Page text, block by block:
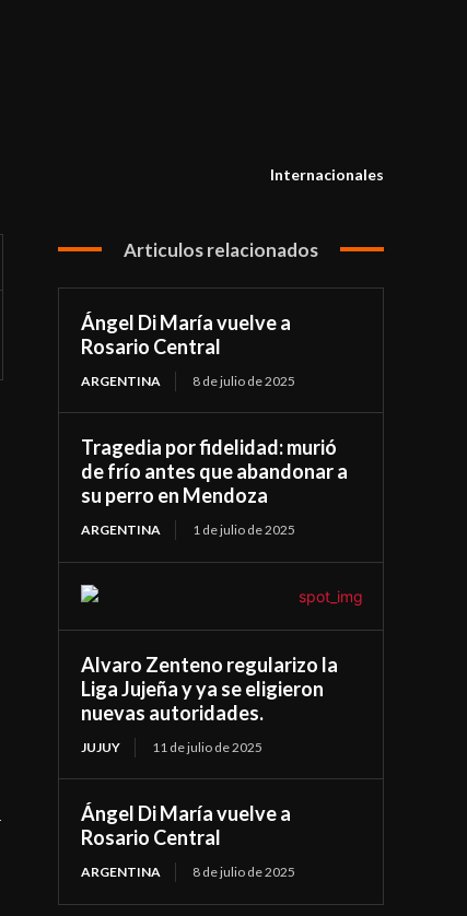
Internacionales
Articulos relacionados
Ángel Di María vuelve a
Rosario Central
ARGENTINA 8 de julio de 2025
Tragedia por fidelidad: murió
de frío antes que abandonar a
su perro en Mendoza
ARGENTINA 1 de julio de 2025
Alvaro Zenteno regularizo la
Liga Jujeña y ya se eligieron
nuevas autoridades.
JUJUY 11 de julio de 2025
Ángel Di María vuelve a
Rosario Central
ARGENTINA 8 de julio de 2025